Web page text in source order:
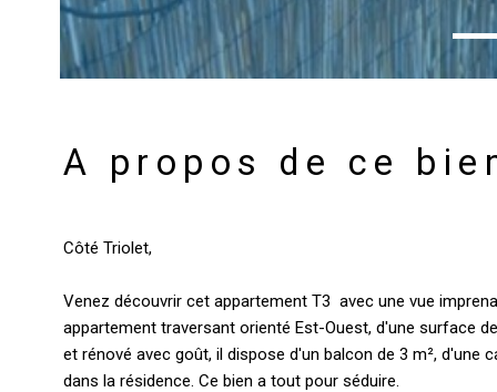
A propos de ce
Côté Triolet,
Venez découvrir cet appartement T3 avec une vue
appartement traversant orienté Est-Ouest, d'une surface
et rénové avec goût, il dispose d'un balcon de 3 m², d'une
dans la résidence. Ce bien a tout pour séduire.